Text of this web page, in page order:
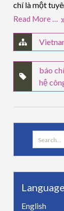
chí là một
Read More …
báo
hệ
Search
for:
Language
English